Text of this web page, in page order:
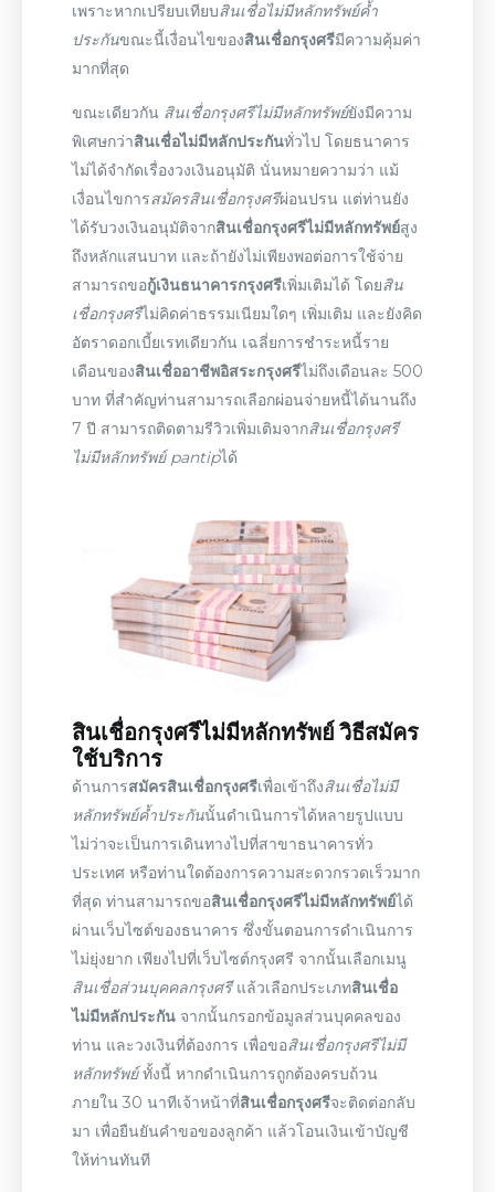
เพราะหากเปรียบเทียบสินเชื่อไม่มีหลักทรัพย์ค้ำ
ประกันขณะนี้เงื่อนไขของสินเชื่อกรุงศรีมีความคุ้มค่า
มากที่สุด
ขณะเดียวกัน สินเชื่อกรุงศรีไม่มีหลักทรัพย์ยังมีความ
พิเศษกว่าสินเชื่อไม่มีหลักประกันทั่วไป โดยธนาคาร
ไม่ได้จำกัดเรื่องวงเงินอนุมัติ นั่นหมายความว่า แม้
เงื่อนไขการสมัครสินเชื่อกรุงศรีผ่อนปรน แต่ท่านยัง
ได้รับวงเงินอนุมัติจากสินเชื่อกรุงศรีไม่มีหลักทรัพย์สูง
ถึงหลักแสนบาท และถ้ายังไม่เพียงพอต่อการใช้จ่าย
สามารถขอกู้เงินธนาคารกรุงศรีเพิ่มเติมได้ โดยสิน
เชื่อกรุงศรีไม่คิดค่าธรรมเนียมใดๆ เพิ่มเติม และยังคิด
อัตราดอกเบี้ยเรทเดียวกัน เฉลี่ยการชำระหนี้ราย
เดือนของสินเชื่ออาชีพอิสระกรุงศรีไม่ถึงเดือนละ 500
บาท ที่สำคัญท่านสามารถเลือกผ่อนจ่ายหนี้ได้นานถึง
7 ปี สามารถติดตามรีวิวเพิ่มเติมจากสินเชื่อกรุงศรี
ไม่มีหลักทรัพย์pantipได้
สินเชื่อกรุงศรีไม่มีหลักทรัพย์วิธีสมัคร
ใช้บริการ
ด้านการสมัครสินเชื่อกรุงศรีเพื่อเข้าถึงสินเชื่อไม่มี
หลักทรัพย์ค้ำประกันนั้นดำเนินการได้หลายรูปแบบ
ไม่ว่าจะเป็นการเดินทางไปที่สาขาธนาคารทั่ว
ประเทศ หรือท่านใดต้องการความสะดวกรวดเร็วมาก
ที่สุด ท่านสามารถขอสินเชื่อกรุงศรีไม่มีหลักทรัพย์ได้
ผ่านเว็บไซต์ของธนาคาร ซึ่งขั้นตอนการดำเนินการ
ไม่ยุ่งยาก เพียงไปที่เว็บไซต์กรุงศรี จากนั้นเลือกเมนู
สินเชื่อส่วนบุคคลกรุงศรีแล้วเลือกประเภทสินเชื่อ
ไม่มีหลักประกัน จากนั้นกรอกข้อมูลส่วนบุคคลของ
ท่าน และวงเงินที่ต้องการ เพื่อขอสินเชื่อกรุงศรีไม่มี
หลักทรัพย์ทั้งนี้ หากดำเนินการถูกต้องครบถ้วน
ภายใน 30 นาทีเจ้าหน้าที่สินเชื่อกรุงศรีจะติดต่อกลับ
มา เพื่อยืนยันคำขอของลูกค้า แล้วโอนเงินเข้าบัญชี
ให้ท่านทันที